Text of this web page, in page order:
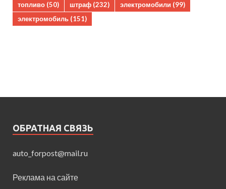
топливо (50) штраф (232) электромобили (99)
электромобиль (151)
ОБРАТНАЯ СВЯЗЬ
auto_forpost@mail.ru
Реклама на сайте